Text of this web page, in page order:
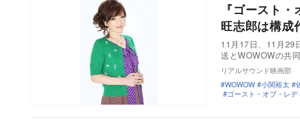
『ゴースト
旺志郎は構成
11月17日、11月29
送とWOWOWの共
リアルサウンド映画部
WOWOW
小関裕太
ゴースト・オブ・レ